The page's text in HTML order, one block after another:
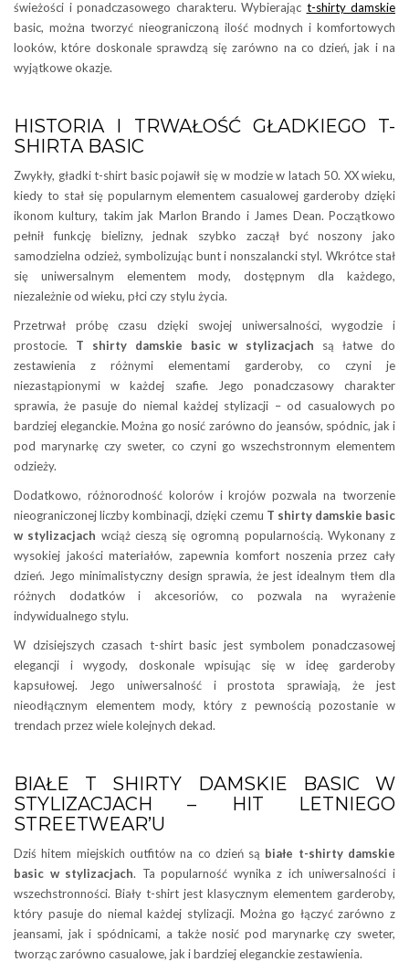
świeżości i ponadczasowego charakteru. Wybierając t-shirty damskie
basic, można tworzyć nieograniczoną ilość modnych i komfortowych
looków, które doskonale sprawdzą się zarówno na co dzień, jak i na
wyjątkowe okazje.
HISTORIA I TRWAŁOŚĆ GŁADKIEGO T-
SHIRTA BASIC
Zwykły, gładki t-shirt basic pojawił się w modzie w latach 50. XX wieku,
kiedy to stał się popularnym elementem casualowej garderoby dzięki
ikonom kultury, takim jak Marlon Brando i James Dean. Początkowo
pełnił funkcję bielizny, jednak szybko zaczął być noszony jako
samodzielna odzież, symbolizując bunt i nonszalancki styl. Wkrótce stał
się uniwersalnym elementem mody, dostępnym dla każdego,
niezależnie od wieku, płci czy stylu życia.
Przetrwał próbę czasu dzięki swojej uniwersalności, wygodzie i
prostocie. T shirty damskie basic w stylizacjach są łatwe do
zestawienia z różnymi elementami garderoby, co czyni je
niezastąpionymi w każdej szafie. Jego ponadczasowy charakter
sprawia, że pasuje do niemal każdej stylizacji – od casualowych po
bardziej eleganckie. Można go nosić zarówno do jeansów, spódnic, jak i
pod marynarkę czy sweter, co czyni go wszechstronnym elementem
odzieży.
Dodatkowo, różnorodność kolorów i krojów pozwala na tworzenie
nieograniczonej liczby kombinacji, dzięki czemu T shirty damskie basic
w stylizacjach wciąż cieszą się ogromną popularnością. Wykonany z
wysokiej jakości materiałów, zapewnia komfort noszenia przez cały
dzień. Jego minimalistyczny design sprawia, że jest idealnym tłem dla
różnych dodatków i akcesoriów, co pozwala na wyrażenie
indywidualnego stylu.
W dzisiejszych czasach t-shirt basic jest symbolem ponadczasowej
elegancji i wygody, doskonale wpisując się w ideę garderoby
kapsułowej. Jego uniwersalność i prostota sprawiają, że jest
nieodłącznym elementem mody, który z pewnością pozostanie w
trendach przez wiele kolejnych dekad.
BIAŁE T SHIRTY DAMSKIE BASIC W
STYLIZACJACH – HIT LETNIEGO
STREETWEAR’U
Dziś hitem miejskich outfitów na co dzień są białe t-shirty damskie
basic w stylizacjach. Ta popularność wynika z ich uniwersalności i
wszechstronności. Biały t-shirt jest klasycznym elementem garderoby,
który pasuje do niemal każdej stylizacji. Można go łączyć zarówno z
jeansami, jak i spódnicami, a także nosić pod marynarkę czy sweter,
tworząc zarówno casualowe, jak i bardziej eleganckie zestawienia.